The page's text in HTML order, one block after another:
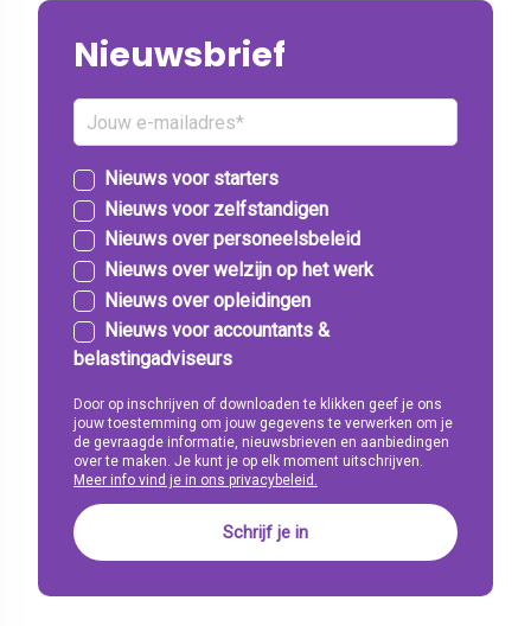
Nieuwsbrief
Nieuws voor starters
Nieuws voor zelfstandigen
Nieuws over personeelsbeleid
Nieuws over welzijn op het werk
Nieuws over opleidingen
Nieuws voor accountants &
belastingadviseurs
Door op inschrijven of downloaden te klikken geef je ons
jouw toestemming om jouw gegevens te verwerken om je
de gevraagde informatie, nieuwsbrieven en aanbiedingen
over te maken. Je kunt je op elk moment uitschrijven.
Meer info vind je in ons privacybeleid.